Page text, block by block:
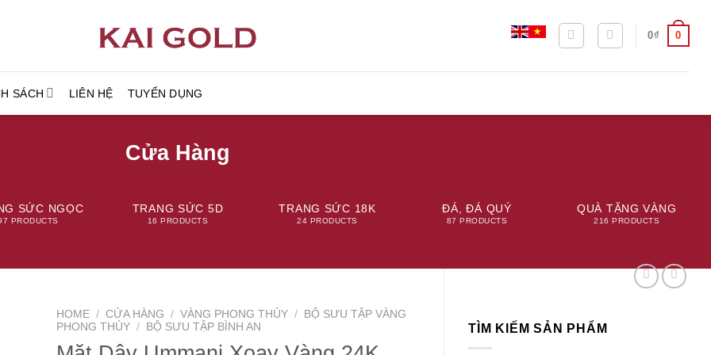
0₫ 0
SÁCH LIÊN HỆ TUYỂN DỤNG
Cửa Hàng
SỨC NGỌC
PRODUCTS
TRANG SỨC 5D
16 PRODUCTS
TRANG SỨC 18K
24 PRODUCTS
ĐÁ, ĐÁ QUÝ
87 PRODUCTS
QUÀ TẶNG VÀNG
216 PRODUCTS
TÌM KIẾM SẢN PHẨM
HOME / CỬA HÀNG / VÀNG PHONG THỦY /
BỘ SƯU TẬP VÀNG
PHONG THỦY / BỘ SƯU TẬP BÌNH AN